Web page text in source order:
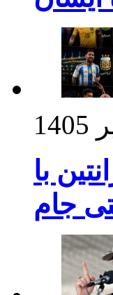
دیدار آرژانتین با
جام